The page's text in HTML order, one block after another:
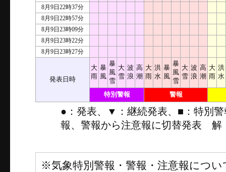
8月9日22時37分
8月9日22時57分
8月9日23時09分
8月9日23時22分
8月9日23時27分
発表日時
大
雨
暴
風
暴
風
雪
大
雪
波
浪
高
潮
大
雨
洪
水
暴
風
暴
風
雪
大
雪
波
浪
高
潮
大
雨
洪
水
特別警報 警報
●：発表、▼：継続発表、■：特別
報、警報から注意報に切替発表 解
※気象特別警報・警報・注意報につい